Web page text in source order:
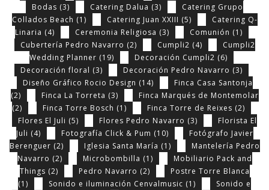
Bodas (3) Catering Dalua (3)
Catering Grupo
Collados Beach (1) Catering Juan XXIII (5)
Catering Q-
Linaria (4) Ceremonia Religiosa (3) Comunión (1)
Cubertería Pedro Navarro (2) Cumpli2 (4)
Cumpli2
Wedding Planner (19) Decoración Cumpli2 (6)
Decoración floral (3) Decoración Pedro Navarro (3)
Diseño Gráfico Rocio Design (14)
Finca Casa Santonja
(2)
Finca La Torreta (3)
Finca Marqués de Montemolar
(2)
Finca Torre Bosch (1) Finca Torre de Reixes (2)
Flores El Juli (5) Flores Pedro Navarro (3)
Florista El
Juli (4) Fotografía Click & Pum (10)
Fotógrafo Javier
Berenguer (2) Iglesia Santa María (1)
Mantelería Pedro
Navarro (2) Microbombilla (1)
Mobiliario Pack and
Things (2) Pedro Navarro (2)
Postre Torre Blanca
(1)
Sonido e iluminación Cenvalmusic (1)
Sonido e